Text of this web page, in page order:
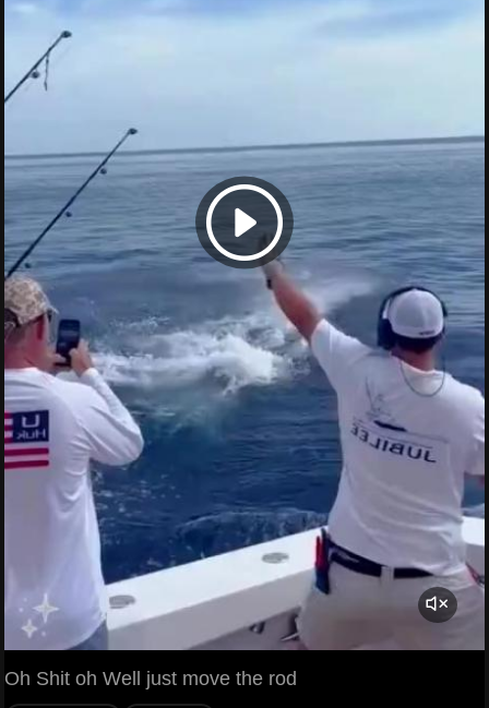
Oh Shit oh Well just move the rod